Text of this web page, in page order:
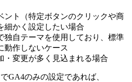
ント（特定ボタンのクリックや商
細かく設定したい場合
独自テーマを使用しており、標準
動作しないケース
・変更が多く見込まれる場合
GA4のみの設定であれば、